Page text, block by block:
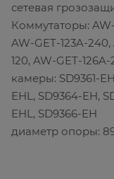
сетевая
Коммутаторы:
AW-GET-123A-
120, AW-GET-
камеры: SD9361-
EHL, SD9364-EH,
EHL, SD9366-EH
диаметр опоры: